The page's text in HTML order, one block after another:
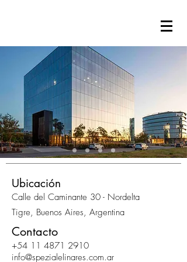
Ubicación
Calle del Caminante 30 - Nordelta
Tigre, Buenos Aires, Argentina
Contacto
+54 11 4871 2910
info@spezialelinares.com.ar